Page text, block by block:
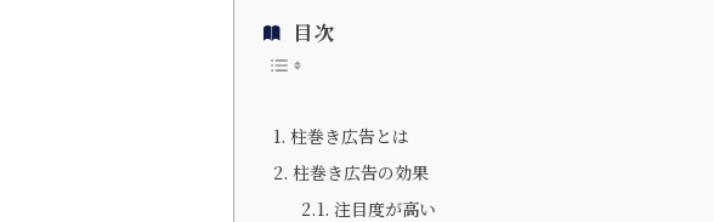
目次
柱巻き広告とは
柱巻き広告の効果
注目度が高い